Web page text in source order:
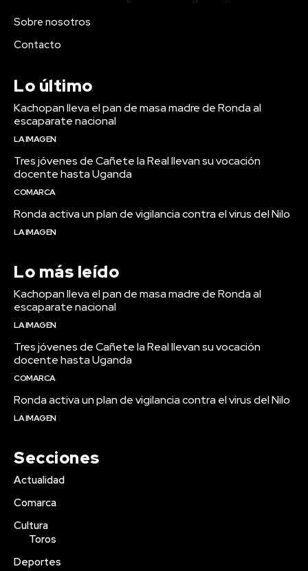
Sobre nosotros
Contacto
Lo último
Kachopan lleva el pan de masa madre de Ronda al
escaparate nacional
LA IMAGEN
Tres jóvenes de Cañete la Real llevan su vocación
docente hasta Uganda
COMARCA
Ronda activa un plan de vigilancia contra el virus del Nilo
LA IMAGEN
Lo más leído
Kachopan lleva el pan de masa madre de Ronda al
escaparate nacional
LA IMAGEN
Tres jóvenes de Cañete la Real llevan su vocación
docente hasta Uganda
COMARCA
Ronda activa un plan de vigilancia contra el virus del Nilo
LA IMAGEN
Secciones
Actualidad
Comarca
Cultura
Toros
Deportes